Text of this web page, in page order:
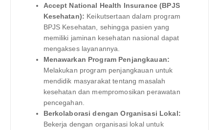
Accept National Health Insurance (BPJS
Kesehatan): Keikutsertaan dalam program
BPJS Kesehatan, sehingga pasien yang
memiliki jaminan kesehatan nasional dapat
mengakses layanannya.
Menawarkan Program Penjangkauan:
Melakukan program penjangkauan untuk
mendidik masyarakat tentang masalah
kesehatan dan mempromosikan perawatan
pencegahan.
Berkolaborasi dengan Organisasi Lokal:
Bekerja dengan organisasi lokal untuk